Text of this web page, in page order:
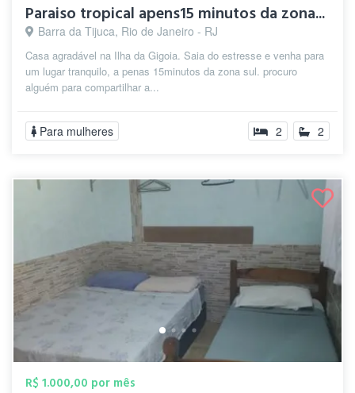
Paraiso tropical apens15 minutos da zona...
Barra da Tijuca, Rio de Janeiro - RJ
Casa agradável na Ilha da Gigoia. Saia do estresse e venha para
um lugar tranquilo, a penas 15minutos da zona sul. procuro
alguém para compartilhar a...
Para mulheres 2 2
R$ 1.000,00 por mês